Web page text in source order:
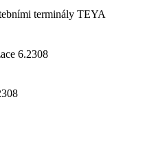
terminály TEYA
6.2308